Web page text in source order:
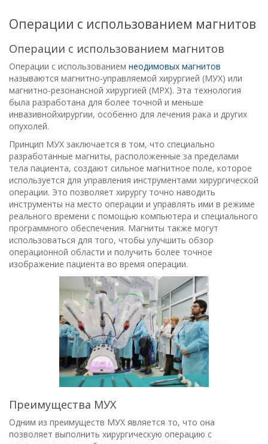
Операции с использованием магнитов
Операции с использованием магнитов
Операции с использованием неодимовых магнитов
называются магнитно-управляемой хирургией (МУХ) или
магнитно-резонансной хирургией (МРХ). Эта технология
была разработана для более точной и меньше
инвазивнойхирургии, особенно для лечения рака и других
опухолей.
Принцип МУХ заключается в том, что специально
разработанные магниты, расположенные за пределами
тела пациента, создают сильное магнитное поле, которое
используется для управления инструментами хирургической
операции. Это позволяет хирургу точно наводить
инструменты на место операции и управлять ими в режиме
реального времени с помощью компьютера и специального
программного обеспечения. Магниты также могут
использоваться для того, чтобы улучшить обзор
операционной области и получить более точное
изображение пациента во время операции.
Преимущества МУХ
Одним из преимуществ МУХ является то, что она
позволяет выполнить хирургическую операцию с